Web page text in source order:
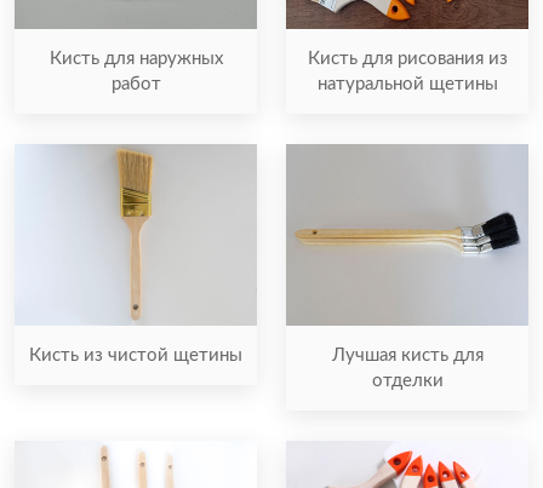
Кисть для наружных
работ
Кисть для рисования из
натуральной щетины
Кисть из чистой щетины
Лучшая кисть для
отделки